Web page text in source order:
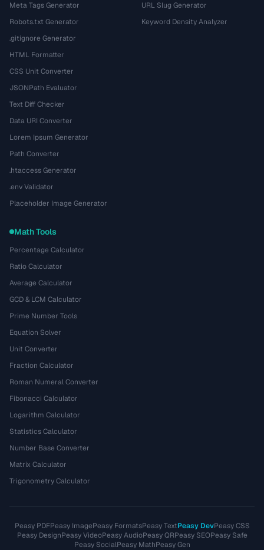
Meta Tags Generator
Robots.txt Generator
.gitignore Generator
HTML Formatter
CSS Unit Converter
JSONPath Evaluator
Text Diff Checker
Data URI Converter
Lorem Ipsum Generator
Path Converter
.htaccess Generator
.env Validator
Placeholder Image Generator
URL Slug Generator
Keyword Density Analyzer
Math Tools
Percentage Calculator
Ratio Calculator
Average Calculator
GCD & LCM Calculator
Prime Number Tools
Equation Solver
Unit Converter
Fraction Calculator
Roman Numeral Converter
Fibonacci Calculator
Logarithm Calculator
Statistics Calculator
Number Base Converter
Matrix Calculator
Trigonometry Calculator
Peasy PDFPeasy ImagePeasy FormatsPeasy TextPeasy DevPeasy CSS
Peasy DesignPeasy VideoPeasy AudioPeasy QRPeasy SEOPeasy Safe
Peasy SocialPeasy MathPeasy Gen